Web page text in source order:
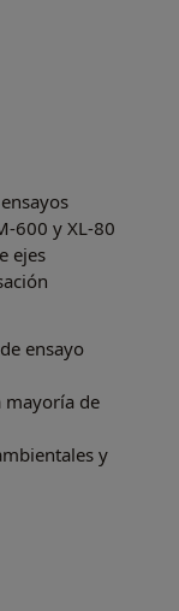
600 y XL-80
ejes
ensayo
mayoría de
y